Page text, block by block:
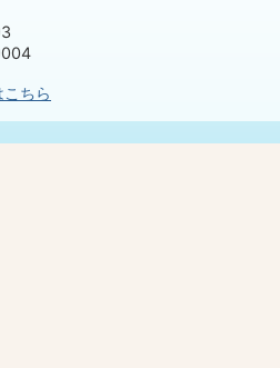
ちら